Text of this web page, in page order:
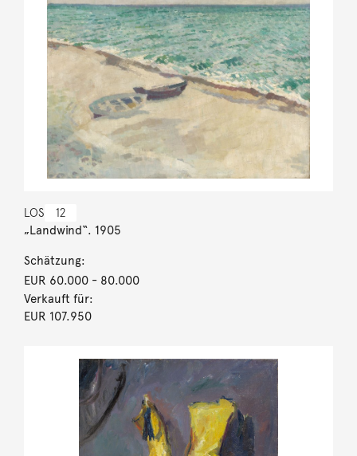
LOS 12
„Landwind“. 1905
Schätzung:
EUR 60.000- 80.000
Verkauft für:
EUR 107.950